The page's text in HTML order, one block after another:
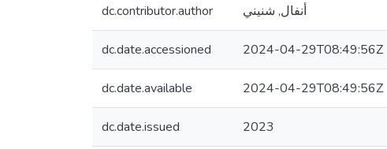
dc.contributor.author أنفال, شنيني
dc.date.accessioned 2024-04-29T08:49:56Z
dc.date.available 2024-04-29T08:49:56Z
dc.date.issued 2023